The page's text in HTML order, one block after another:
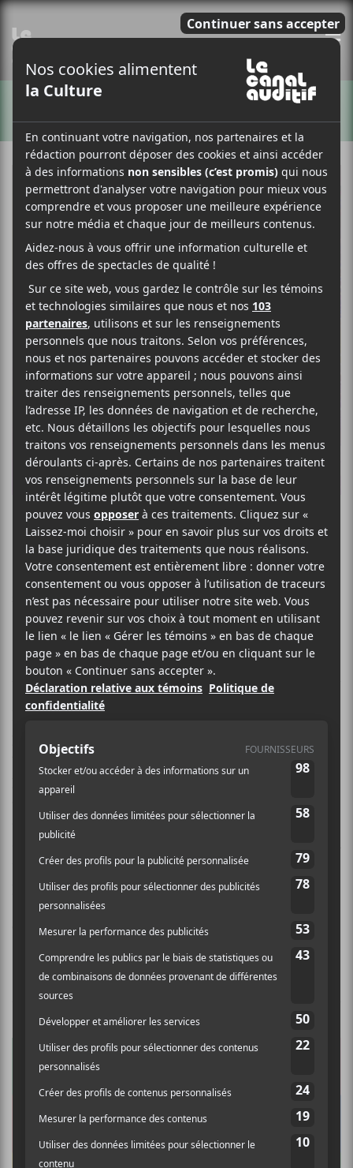
Elizabete Balčus
EXPÉRIMENTAL POP
SITE WEB >
BIO
Elizabete Balčus est une musicienne et artiste
trouvent sur le spectre de la dream pop néo-
psychédéliques. Elle a une formation en flûte jazz et
classique à l’Académie de musique de Lettonie, ainsi
qu’une formation en chant d’opéra de l’Académie
Santa Cecilia de Rome. Pour son premier album, elle a
utilisé des instruments comestibles ainsi qu’une
prothèse réusinée en synthétiseur.
Crédit photo: Zane Zelmene
NOUVELLES